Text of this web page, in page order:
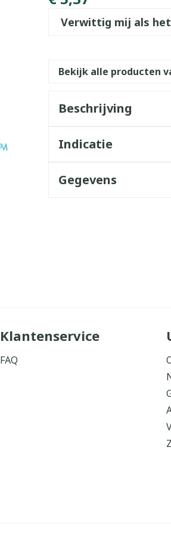
Verwittig mij als
Bekijk alle producten
Beschrijving
Indicatie
Gegevens
Klantenservice
FAQ